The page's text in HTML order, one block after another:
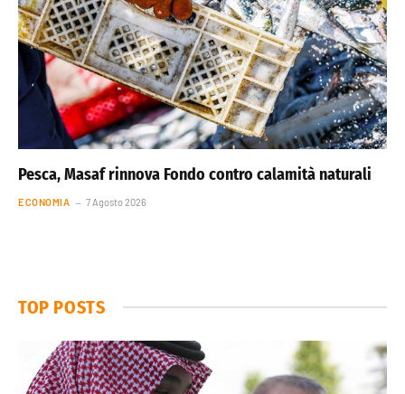
Pesca, Masaf rinnova Fondo contro calamità naturali
ECONOMIA 7 Agosto 2026
TOP POSTS